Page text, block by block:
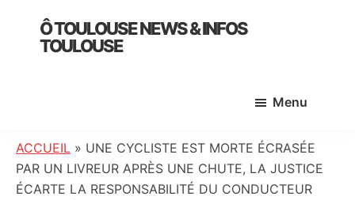
primary
Ô TOULOUSE NEWS & INFOS
TOULOUSE
:
info
locale,
Menu
ACCUEIL » UNE CYCLISTE EST MORTE ÉCRASÉE
PAR UN LIVREUR APRÈS UNE CHUTE, LA JUSTICE
ÉCARTE LA RESPONSABILITÉ DU CONDUCTEUR